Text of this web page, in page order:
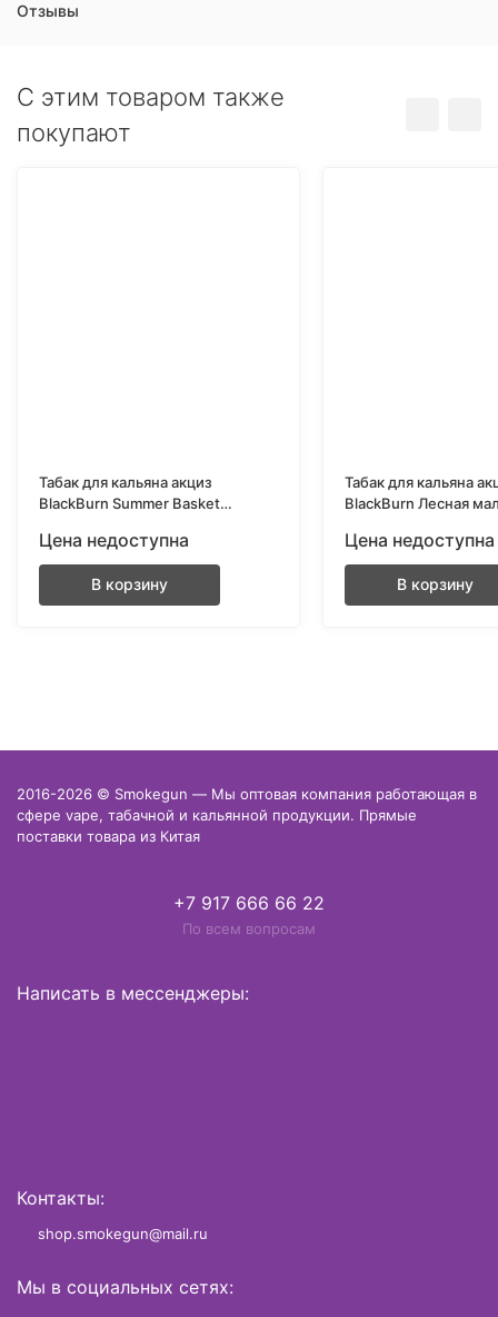
Отзывы
C этим товаром также
покупают
Табак для кальяна акциз
BlackBurn Summer Basket
Цена недоступна
В корзину
Табак для кальяна
BlackBurn Лесная
Цена недоступна
В корзину
2016-2026 © Smokegun — Мы оптовая компания работающая в
сфере vape, табачной и кальянной продукции. Прямые
поставки товара из Китая
+7 917 666 66 22
По всем вопросам
Написать в мессенджеры:
Контакты:
shop.smokegun@mail.ru
Мы в социальных сетях: